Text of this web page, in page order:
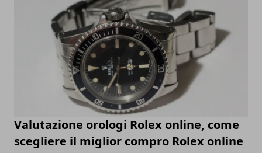
Valutazione orologi Rolex online, come
scegliere il miglior compro Rolex online